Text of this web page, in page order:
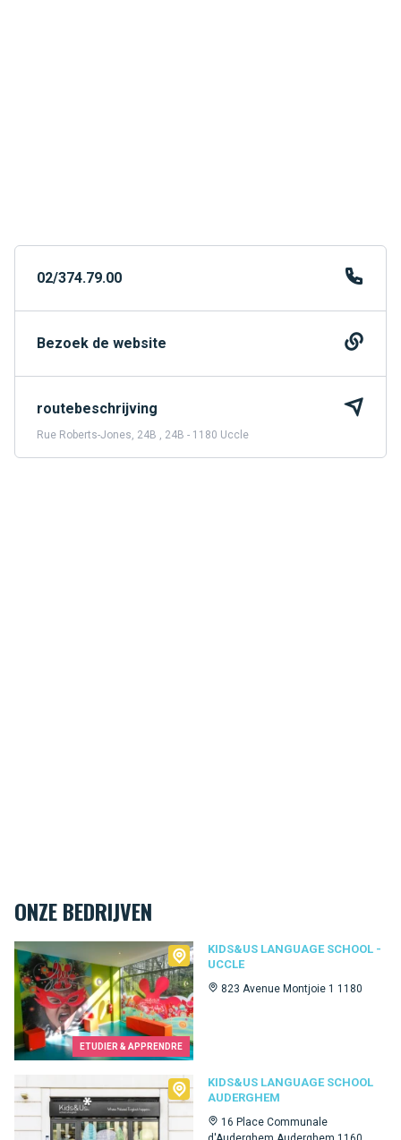
02/374.79.00
Bezoek de website
routebeschrijving
Rue Roberts-Jones, 24B , 24B - 1180 Uccle
ONZE BEDRIJVEN
ETUDIER & APPRENDRE
KIDS&US LANGUAGE SCHOOL -
UCCLE
823 Avenue Montjoie 1 1180
Kids&Us language school - Uccle
KIDS&US LANGUAGE SCHOOL
AUDERGHEM
16 Place Communale
Kids&Us language school Auderghem